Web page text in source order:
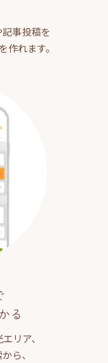
事投稿を
れます。
る
リア、
ら、